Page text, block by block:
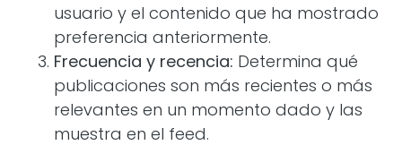
usuario y el contenido que ha mostrado
preferencia anteriormente.
Frecuencia y recencia: Determina qué
publicaciones son más recientes o más
relevantes en un momento dado y las
muestra en el feed.